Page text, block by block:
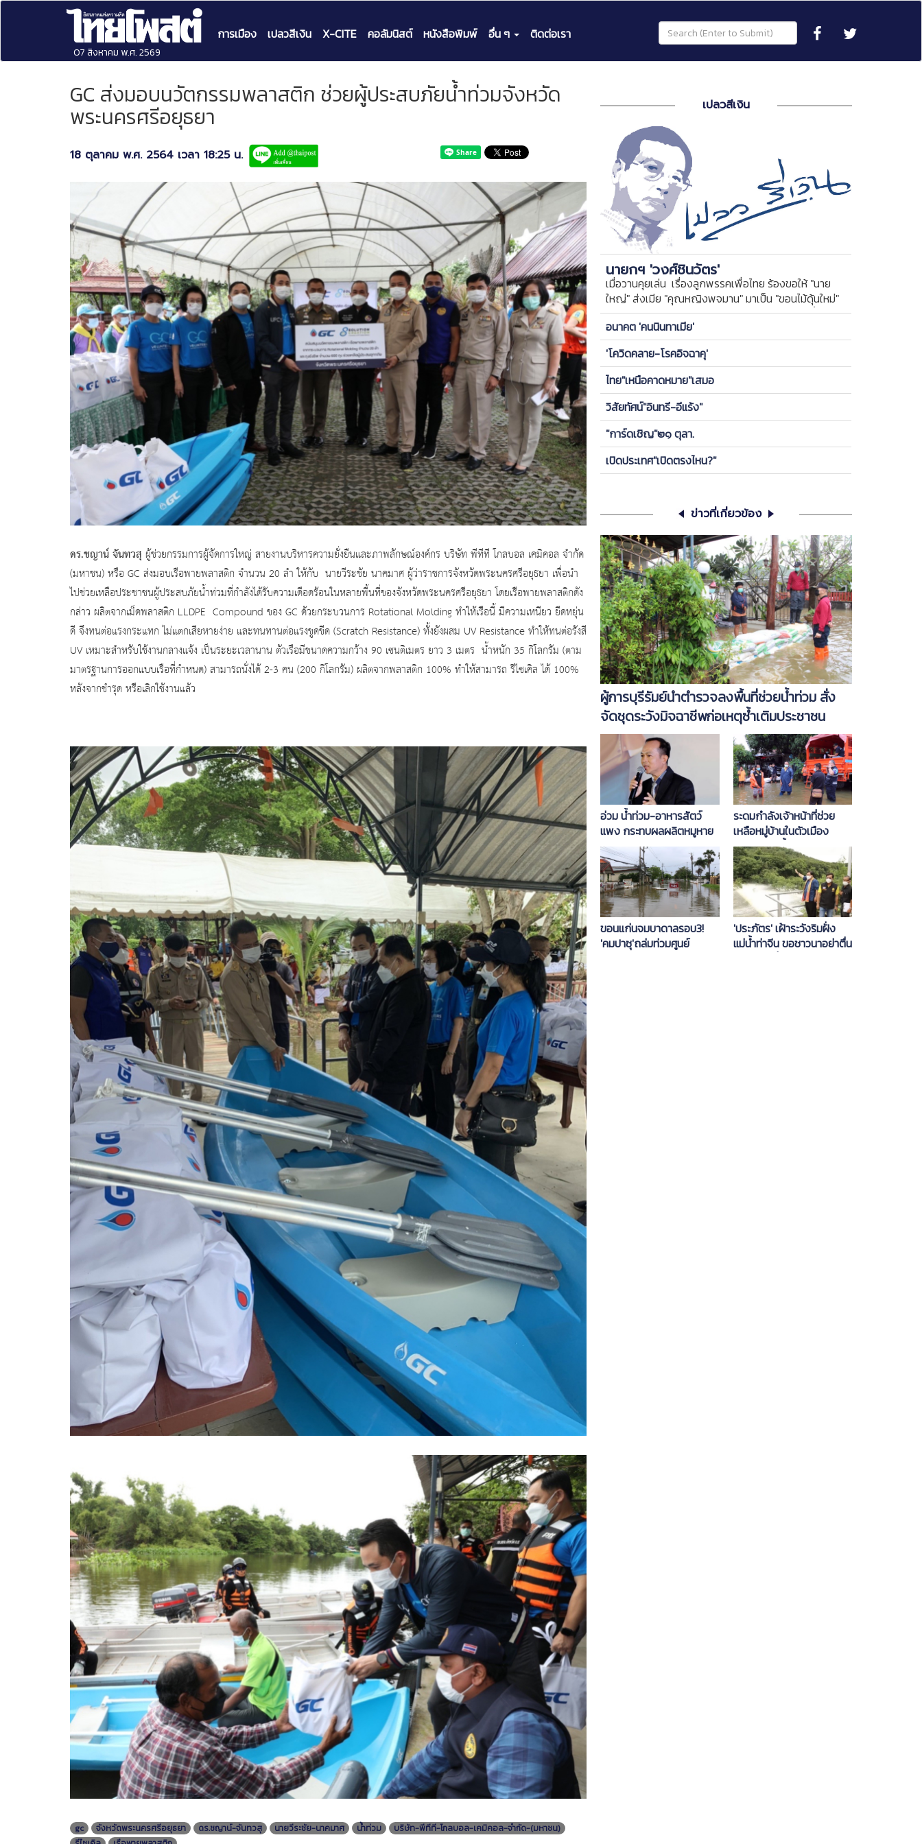
07 สิงหาคม พ.ศ. 2569
การเมือง เปลวสีเงิน X-CITE คอลัมนิสต์ หนังสือพิมพ์ อื่น ๆ ติดต่อเรา
GC ส่งมอบนวัตกรรมพลาสติก ช่วยผู้ประสบภัยน้ำท่วมจังหวัด
พระนครศรีอยุธยา
18 ตุลาคม พ.ศ. 2564 เวลา 18:25 น.
ดร.ชญาน์ จันทวสุ ผู้ช่วยกรรมการผู้จัดการใหญ่ สายงานบริหารความยั่งยืนและภาพลักษณ์องค์กร บริษัท พีทีที โกลบอล เคมิคอล จำกัด
(มหาชน) หรือ GC ส่งมอบเรือพายพลาสติก จำนวน 20 ลำ ให้กับ นายวีระชัย นาคมาศ ผู้ว่าราชการจังหวัดพระนครศรีอยุธยา เพื่อนำ
ไปช่วยเหลือประชาชนผู้ประสบภัยน้ำท่วมที่กำลังได้รับความเดือดร้อนในหลายพื้นที่ของจังหวัดพระนครศรีอยุธยา โดยเรือพายพลาสติกดัง
กล่าว ผลิตจากเม็ดพลาสติก LLDPE Compound ของ GC ด้วยกระบวนการ Rotational Molding ทำให้เรือนี้ มีความเหนียว ยืดหยุ่น
ดี จึงทนต่อแรงกระแทก ไม่แตกเสียหายง่าย และทนทานต่อแรงขูดขีด (Scratch Resistance) ทั้งยังผสม UV Resistance ทำให้ทนต่อรังสี
UV เหมาะสำหรับใช้งานกลางแจ้ง เป็นระยะเวลานาน ตัวเรือมีขนาดความกว้าง 90 เซนติเมตร ยาว 3 เมตร น้ำหนัก 35 กิโลกรัม (ตาม
มาตรฐานการออกแบบเรือที่กำหนด) สามารถนั่งได้ 2-3 คน (200 กิโลกรัม) ผลิตจากพลาสติก 100% ทำให้สามารถ รีไซเคิล ได้ 100%
หลังจากชำรุด หรือเลิกใช้งานแล้ว
gc จังหวัดพระนครศรีอยุธยา ดร.ชญาน์-จันทวสุ นายวีระชัย-นาคมาศ น้ำท่วม
บริษัท-พีทีที-โกลบอล-เคมิคอล-จำกัด-(มหาชน)
เปลวสีเงิน
นายกฯ 'วงศ์ชินวัตร'
เมื่อวานคุยเล่น เรื่องลูกพรรคเพื่อไทย ร้องขอให้ "นาย
ใหญ่" ส่งเมีย "คุณหญิงพจมาน" มาเป็น "ขอนไม้ดุ้นใหม่"
ของพรรค ให้ลูกกบ-ลูกเขียดในพรรคได้เกาะ วันนี้ ขอคุย
ซีเครียดซักนิด
อนาคต 'คนนินทาเมีย'
'โควิดคลาย-โรคอิจฉาคุ'
ไทย"เหนือคาดหมาย"เสมอ
วิสัยทัศน์"อินทรี-อีแร้ง"
"การ์ดเชิญ"๒๑ ตุลา.
เปิดประเทศ"เปิดตรงไหน?"
ข่าวที่เกี่ยวข้อง
ผู้การบุรีรัมย์นำตำรวจลงพื้นที่ช่วยน้ำท่วม สั่ง
จัดชุดระวังมิจฉาชีพก่อเหตุซ้ำเติมประชาชน
อ่วม น้ำท่วม-อาหารสัตว์
แพง กระทบผลผลิตหมูหาย
30%
ระดมกำลังเจ้าหน้าที่ช่วย
เหลือหมู่บ้านในตัวเมือง
บุรีรัมย์ ถูกน้ำท่วมกว่า 200
หลังคาเรือน
ขอนแก่นจมบาดาลรอบ3!
'คมปาซุ'ถล่มท่วมศูนย์
'ประภัตร' เฝ้าระวังริมฝั่ง
แม่น้ำท่าจีน ขอชาวนาอย่าตื่น